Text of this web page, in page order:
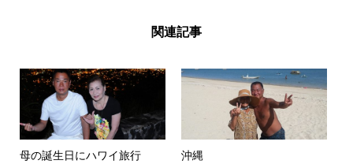
関連記事
母の誕生日にハワイ旅行 沖縄